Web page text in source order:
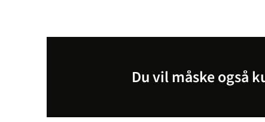
Du vil måske også